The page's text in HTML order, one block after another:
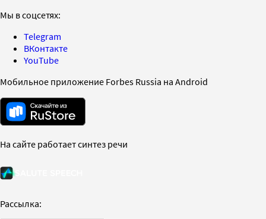
Мы в соцсетях:
Telegram
ВКонтакте
YouTube
Мобильное приложение Forbes Russia на Android
На сайте работает синтез речи
Рассылка: